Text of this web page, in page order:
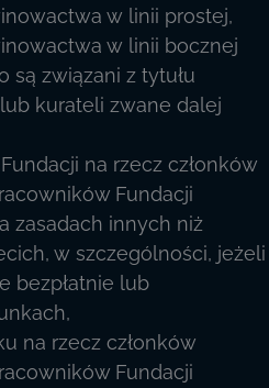
w linii prostej,
w linii bocznej
są związani z tytułu
kurateli zwane dalej
na rzecz członków
Fundacji
zasadach innych niż
w szczególności, jeżeli
bezpłatnie lub
na rzecz członków
Fundacji